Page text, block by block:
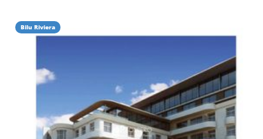
Bilu Riviera